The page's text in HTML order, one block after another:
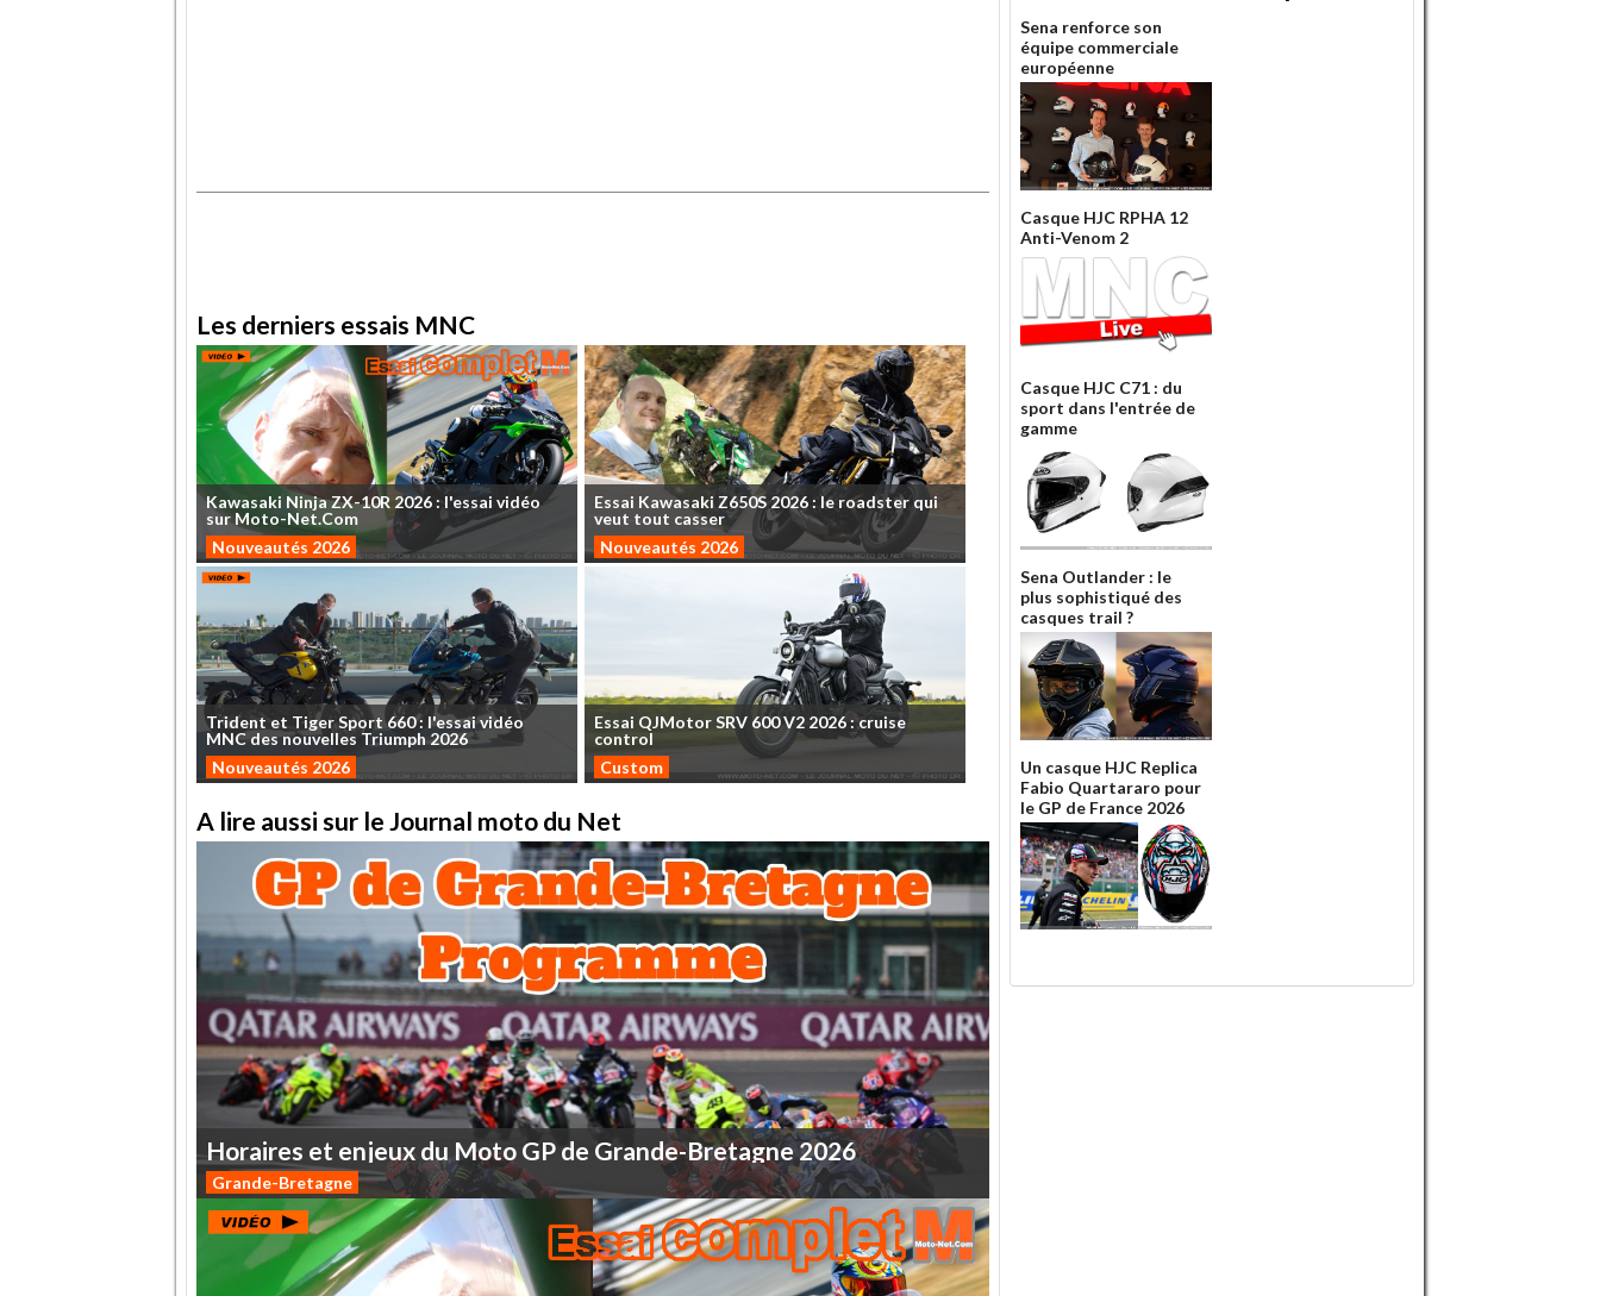
Les derniers essais MNC
Kawasaki NinjaZX-10R 2026 : l'essai vidéo
sur Moto-Net.Com
Nouveautés 2026
Essai Kawasaki Z650S2026:le roadster qui
veut tout casser
Nouveautés 2026
Trident et TigerSport 660: l'essaividéo
MNCdesnouvelles Triumph2026
Nouveautés 2026
Essai QJMotorSRV 600V2 2026: cruise
control
Custom
A lire aussi sur le Journal moto du Net
Horaires et enjeux du Moto GP de Grande-Bretagne 2026
Grande-Bretagne
Sena renforce son
équipe commerciale
européenne
Casque HJC RPHA 12
Anti-Venom 2
Casque HJC C71 : du
sport dans l'entrée de
gamme
Sena Outlander : le
plus sophistiqué des
casques trail ?
Un casque HJC Replica
Fabio Quartararo pour
le GP de France 2026